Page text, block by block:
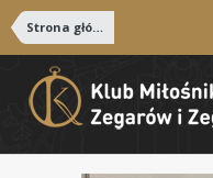
Strona główna